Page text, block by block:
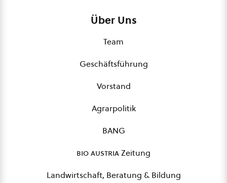
Über Uns
Team
Geschäftsführung
Vorstand
Agrarpolitik
BANG
bio austriaZeitung
Landwirtschaft, Beratung & Bildung